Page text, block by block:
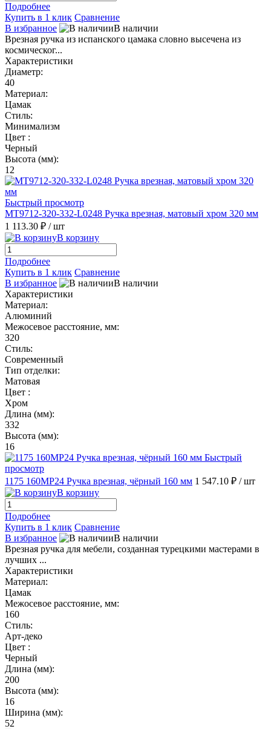
Подробнее
Купить в 1 клик Сравнение
В избранное
В наличии
Врезная ручка из испанского цамака словно высечена из
космическог...
Характеристики
Диаметр:
40
Материал:
Цамак
Стиль:
Минимализм
Цвет :
Черный
Высота (мм):
12
Быстрый просмотр
MT9712-320-332-L0248 Ручка врезная, матовый хром 320 мм
1 113.30 ₽ / шт
В корзину
Подробнее
Купить в 1 клик Сравнение
В избранное
В наличии
Характеристики
Материал:
Алюминий
Межосевое расстояние, мм:
320
Стиль:
Современный
Тип отделки:
Матовая
Цвет :
Хром
Длина (мм):
332
Высота (мм):
16
Быстрый
просмотр
1175 160MP24 Ручка врезная, чёрный 160 мм 1 547.10 ₽ / шт
В корзину
Подробнее
Купить в 1 клик Сравнение
В избранное
В наличии
Врезная ручка для мебели, созданная турецкими мастерами в
лучших ...
Характеристики
Материал:
Цамак
Межосевое расстояние, мм:
160
Стиль:
Арт-деко
Цвет :
Черный
Длина (мм):
200
Высота (мм):
16
Ширина (мм):
52